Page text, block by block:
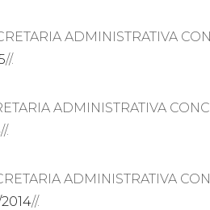
ADMINISTRATIVA
//.
ADMINISTRATIVA
//.
ADMINISTRATIVA
//.